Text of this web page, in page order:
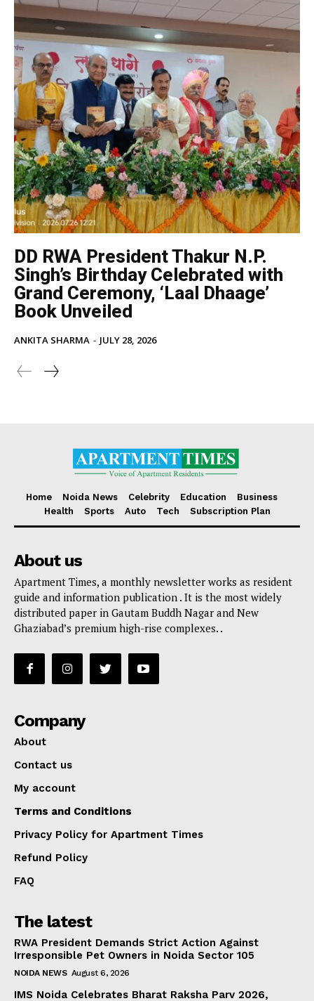
DD RWA President Thakur N.P.
Singh’s Birthday Celebrated with
Grand Ceremony, ‘Laal Dhaage’
Book Unveiled
ANKITA SHARMA - JULY 28, 2026
Home Noida News Celebrity Education
Business
Health
Sports Auto Tech Subscription Plan
About us
Apartment Times, a monthly newsletter works as resident
guide and information publication . It is the most widely
distributed paper in Gautam Buddh Nagar and New
Ghaziabad’s premium high-rise complexes. .
Company
About
Contact us
My account
Terms and Conditions
Privacy Policy for Apartment Times
Refund Policy
FAQ
The latest
RWA President Demands Strict Action Against
Irresponsible Pet Owners in Noida Sector 105
NOIDA NEWS August 6, 2026
IMS Noida Celebrates Bharat Raksha Parv 2026,